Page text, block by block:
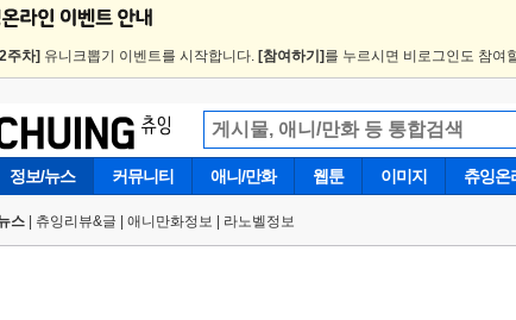
주차] 유니크뽑기 이벤트를 시작합니다. [참여하기] 를 누르시면 비로그인도 참여
정보/뉴스 커뮤니티 애니/만화 웹툰 이미지 츄잉온
스 츄잉리뷰&글 애니만화정보 라노벨정보